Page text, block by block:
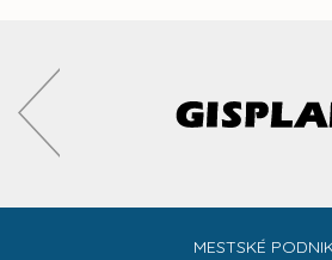
MESTSKÉ